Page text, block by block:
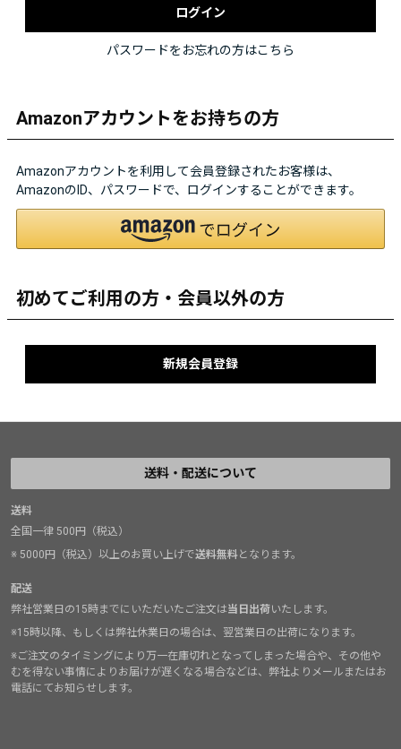
パスワードをお忘れの方はこちら
Amazonアカウントをお持ちの方
Amazonアカウントを利用して会員登録されたお客様は、
AmazonのID、パスワードで、ログインすることができます。
初めてご利用の方・会員以外の方
送料・配送について
送料
全国一律 500円（税込）
※ 5000円（税込）以上のお買い上げで送料無料となります。
配送
弊社営業日の15時までにいただいたご注文は当日出荷いたします。
※15時以降、もしくは弊社休業日の場合は、翌営業日の出荷になります。
※ご注文のタイミングにより万一在庫切れとなってしまった場合や、その他や
むを得ない事情によりお届けが遅くなる場合などは、弊社よりメールまたはお
電話にてお知らせします。